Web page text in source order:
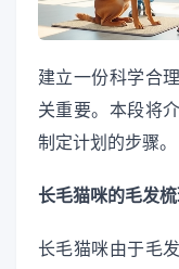
建立一份科学合
关重要。本段将
制定计划的步骤。
长毛猫咪的毛发
长毛猫咪由于毛